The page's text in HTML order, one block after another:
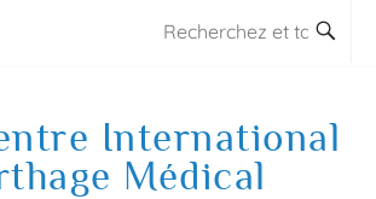
International
Médical